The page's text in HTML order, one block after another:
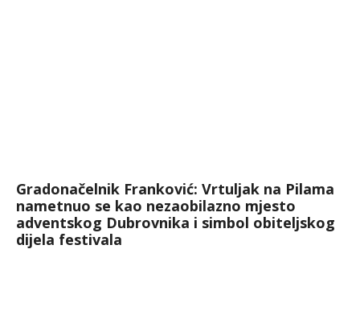
Gradonačelnik Franković: Vrtuljak na Pilama
nametnuo se kao nezaobilazno mjesto
adventskog Dubrovnika i simbol obiteljskog
dijela festivala